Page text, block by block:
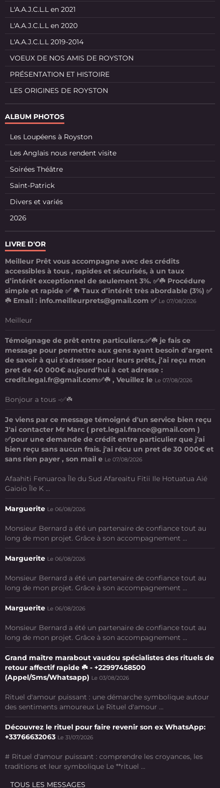
L'A.A.J.C.L.L en 2021
L'A.A.J.C.L.L en 2020
L'A.A.J.C.L.L 2019-2014
VOEUX DE NOS AMIS DE ROYSTON
PRÉSENTATION ET HISTOIRE
LES ORIGINES DE ROYSTON
ALBUM PHOTOS
Les Loupéens à Royston
Les Anglais nous rendent visite
Soirées Théâtre
Saint-Patrick
Divers et variés
2026
LIVRE D'OR
Meilleur Prêt vous accompagne avec des crédits
accessibles à tous , rapides et sécurisés, à un taux
d’intérêt exceptionnel de seulement 3%. ✅☘️ Procédure
simple et rapide ✅ ☘️ Taux d’intérêt très abordable (3%) ✅
☘️ Email : info.meilleurprets@gmail.com ✅ Le 07/08/2026
Meilleur
Témoignage de prêt entre particuliers.✅☘️ je fais ce
message pour permettre aux gens ayant besoin d’argent
de savoir à qui s'adresser pour leurs prêts, j’ai reçu mon
pret de 40 000€ aujourd’hui à cet adresse :
credit.legal.fr@gmail.com✅☘️ , Veuillez le Le 07/08/2026
Bonjour a tous -✅☘️
Je viens par ce message témoigné d'un service bien reçu
J'ai contacter Mr Marc ( pret.legal.france@gmail.com )
✅pour une demande de crédit entre particulier que j'ai
bien reçu sans aucun frais. j'ai récu un pret de 30 000€ et
sans rien payer , son mail e Le 07/08/2026
Afaahiti Fenuaroa Île du Sud Afareaitu Fitii Ile Hotuatua Aié
Gaioio Île K ...
Marguerite Le 06/08/2026
Monsieur Bernard a été un partenaire de confiance tout au
long de mon projet. Grâce à son accompagnement ...
Marguerite Le 06/08/2026
Monsieur Bernard a été un partenaire de confiance tout au
long de mon projet. Grâce à son accompagnement ...
Marguerite Le 06/08/2026
Monsieur Bernard a été un partenaire de confiance tout au
long de mon projet. Grâce à son accompagnement ...
Grand maître marabout vaudou spécialistes des rituels de
retour affectif rapide ☘️ - +22997458500
(Appel/Sms/Whatsapp) Le 03/08/2026
Rituel d'amour puissant : une démarche symbolique autour
des sentiments amoureux Le Rituel d'amour ...
Découvrez le rituel pour faire revenir son ex WhatsApp:
+33766632063 Le 31/07/2026
# Rituel d'amour puissant : comprendre les croyances, les
traditions et leur symbolique Le **rituel ...
TOUS LES MESSAGES